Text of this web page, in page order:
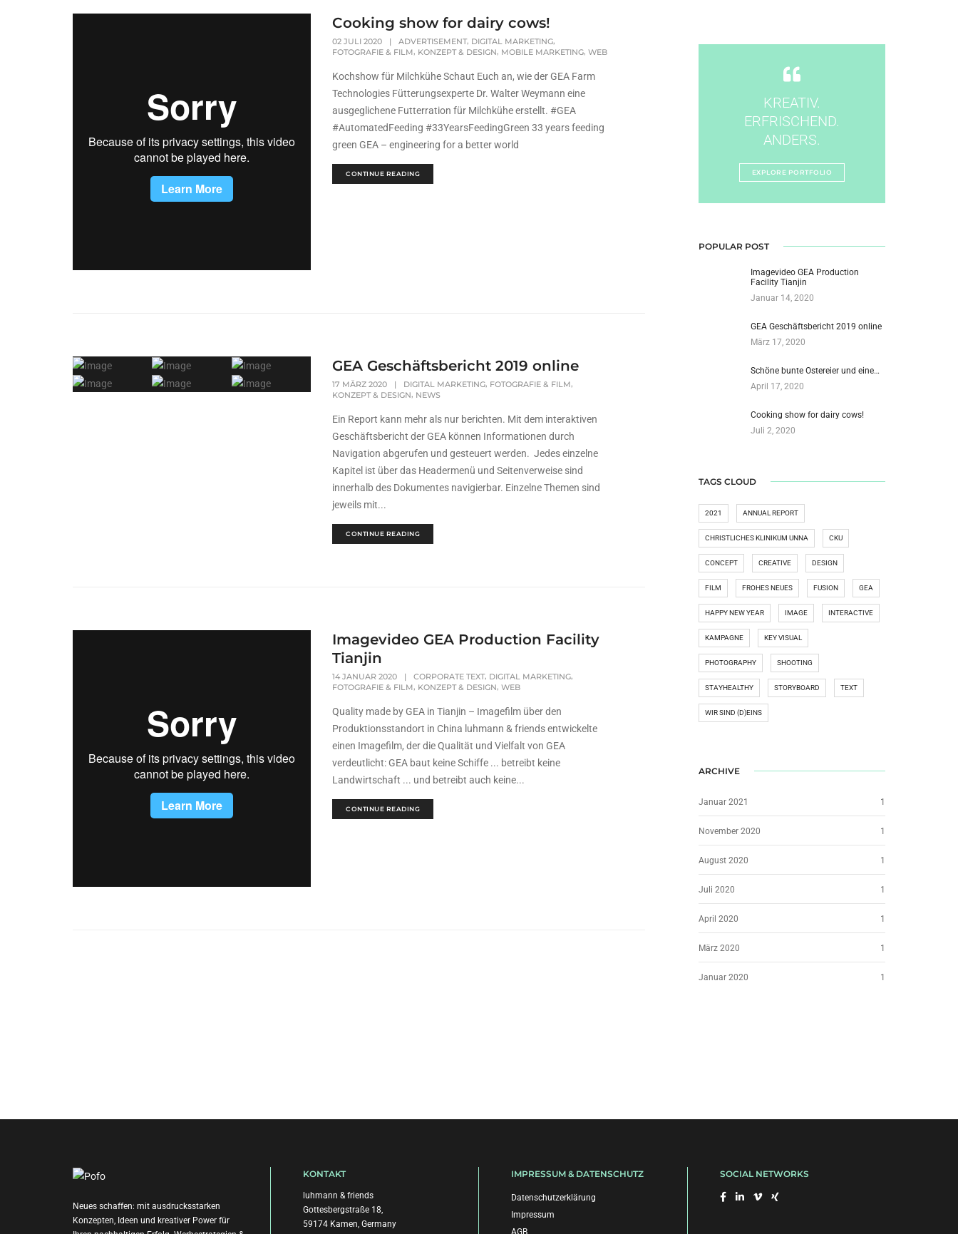
Cooking show for dairy cows!
02 JULI 2020 | ADVERTISEMENT, DIGITAL MARKETING,
FOTOGRAFIE & FILM, KONZEPT & DESIGN, MOBILE MARKETING,WEB
Kochshow für Milchkühe Schaut Euch an, wie der GEA Farm
Technologies Fütterungsexperte Dr. Walter Weymann eine
ausgeglichene Futterration für Milchkühe erstellt. #GEA
#AutomatedFeeding #33YearsFeedingGreen 33 years feeding
green GEA – engineering for a better world
CONTINUE READING
GEA Geschäftsbericht 2019 online
17 MÄRZ 2020 | DIGITAL MARKETING, FOTOGRAFIE & FILM,
KONZEPT & DESIGN, NEWS
Ein Report kann mehr als nur berichten. Mit dem interaktiven
Geschäftsbericht der GEA können Informationen durch
Navigation abgerufen und gesteuert werden. Jedes einzelne
Kapitel ist über das Headermenü und Seitenverweise sind
innerhalb des Dokumentes navigierbar. Einzelne Themen sind
jeweils mit...
CONTINUE READING
Imagevideo GEA Production Facility
Tianjin
14 JANUAR 2020 | CORPORATE TEXT, DIGITAL MARKETING,
FOTOGRAFIE & FILM, KONZEPT & DESIGN,WEB
Quality made by GEA in Tianjin – Imagefilm über den
Produktionsstandort in China luhmann & friends entwickelte
einen Imagefilm, der die Qualität und Vielfalt von GEA
verdeutlicht: GEA baut keine Schiffe ... betreibt keine
Landwirtschaft ... und betreibt auch keine...
CONTINUE READING
KREATIV.
ERFRISCHEND.
ANDERS.
EXPLORE PORTFOLIO
POPULAR POST
Imagevideo GEA Production
Facility Tianjin
Januar 14, 2020
GEA Geschäftsbericht 2019 online
März 17, 2020
Schöne bunte Ostereier und eine…
April 17, 2020
Cooking show for dairy cows!
Juli 2, 2020
TAGS CLOUD
2021 ANNUAL REPORT
CHRISTLICHES KLINIKUM UNNA CKU
CONCEPT CREATIVE DESIGN
FILM FROHES NEUES FUSION GEA
HAPPY NEW YEAR IMAGE INTERACTIVE
KAMPAGNE KEY VISUAL
PHOTOGRAPHY SHOOTING
STAYHEALTHY STORYBOARD TEXT
WIR SIND (D)EINS
ARCHIVE
Januar 2021 1
November 2020 1
August 2020 1
Juli 2020 1
April 2020 1
März 2020 1
Januar 2020 1
Neues schaffen: mit ausdrucksstarken
Konzepten, Ideen und kreativer Power für
KONTAKT
luhmann & friends
Gottesbergstraße 18,
59174 Kamen, Germany
IMPRESSUM & DATENSCHUTZ
Datenschutzerklärung
Impressum
AGB
SOCIAL NETWORKS